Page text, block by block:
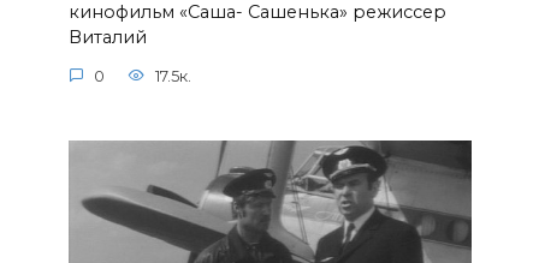
кинофильм «Саша- Сашенька» режиссер
Виталий
0 17.5к.